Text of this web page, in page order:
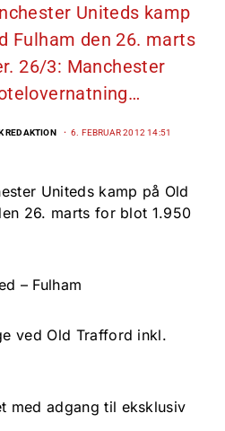
Uniteds kamp
Fulham den 26. marts
26/3: Manchester
REDAKTION 6. FEBRUAR 2012 14:51
Uniteds kamp på Old
26. marts for blot 1.950
– Fulham
ved Old Trafford inkl.
med adgang til eksklusiv